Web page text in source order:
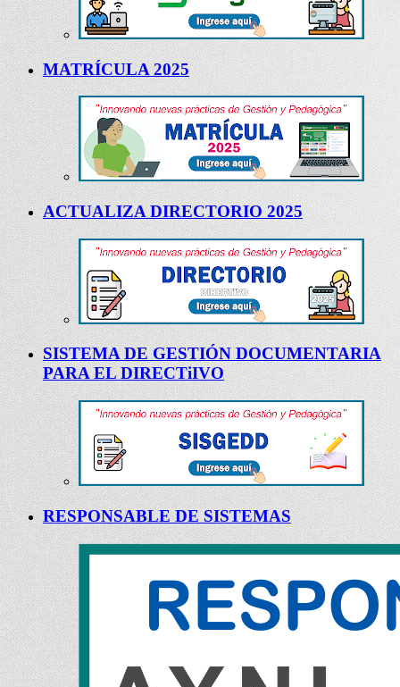
MATRÍCULA 2025
ACTUALIZA DIRECTORIO 2025
SISTEMA DE GESTIÓN DOCUMENTARIA
PARA EL DIRECTiIVO
RESPONSABLE DE SISTEMAS